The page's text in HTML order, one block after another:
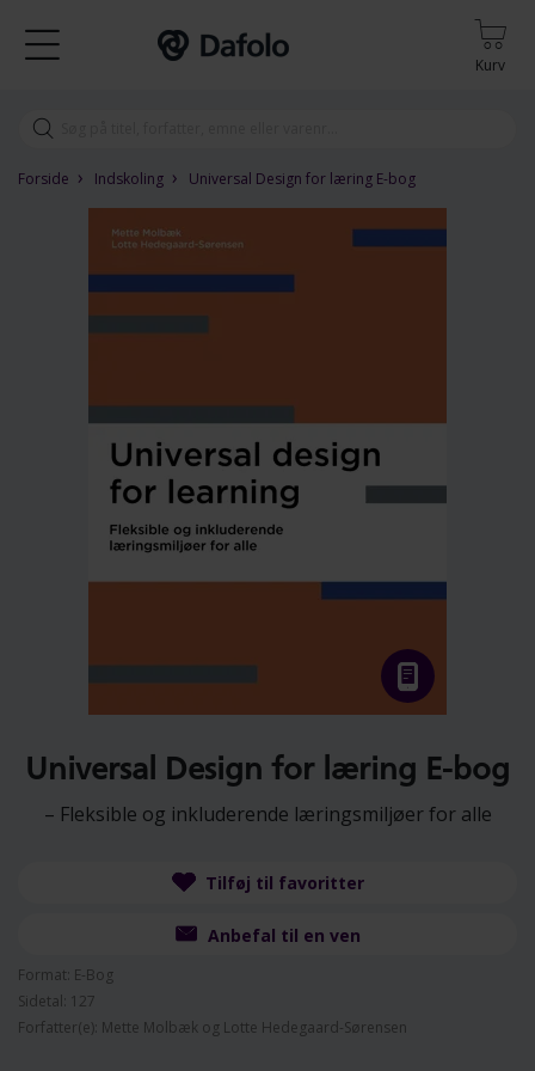
Kurv
Forside › Indskoling › Universal Design for læring E-bog
Universal Design for læring E-bog
– Fleksible og inkluderende læringsmiljøer for alle
Tilføj til favoritter
Anbefal til en ven
Format: E-Bog
Sidetal: 127
Forfatter(e): Mette Molbæk og Lotte Hedegaard-Sørensen